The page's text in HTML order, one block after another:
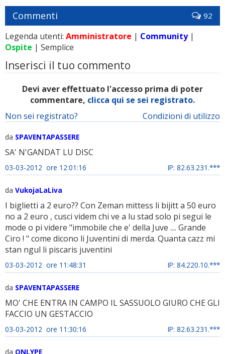
Commenti 92
Legenda utenti: Amministratore | Community|
Ospite | Semplice
Inserisci il tuo commento
Devi aver effettuato l'accesso prima di poter
commentare, clicca qui se sei registrato.
Condizioni di utilizzo
Non sei registrato?
da SPAVENTAPASSERE
SA' N'GANDAT LU DISC
03-03-2012 ore 12:01:16 IP: 82.63.231.***
da VukojaLaLiva
I biglietti a 2 euro?? Con Zeman mittess li bijitt a 50 euro
no a 2 euro , cusci videm chi ve a lu stad solo pi segui le
mode o pi videre "immobile che e' della Juve .... Grande
Ciro ! " come dicono li Juventini di merda. Quanta cazz mi
stan ngul li piscaris juventini
03-03-2012 ore 11:48:31 IP: 84.220.10.***
da SPAVENTAPASSERE
MO' CHE ENTRA IN CAMPO IL SASSUOLO GIURO CHE GLI
FACCIO UN GESTACCIO
03-03-2012 ore 11:30:16 IP: 82.63.231.***
da ONLYPE